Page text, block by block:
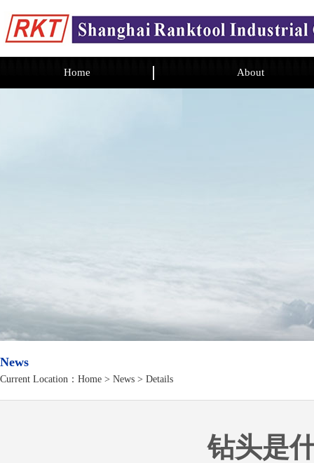
Home About
News
Current Location： Home > News > Details
钻头是